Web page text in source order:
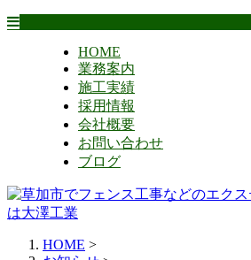
HOME
業務案内
施工実績
採用情報
会社概要
お問い合わせ
ブログ
HOME >